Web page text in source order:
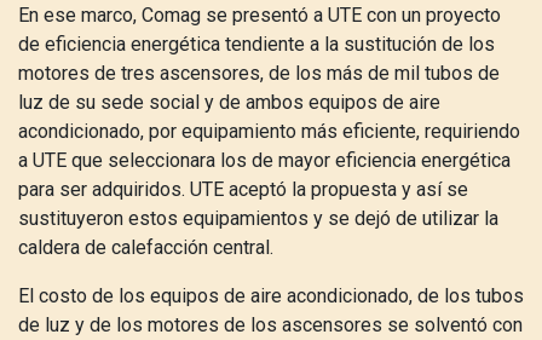
En ese marco, Comag se presentó a UTE con un proyecto
de eficiencia energética tendiente a la sustitución de los
motores de tres ascensores, de los más de mil tubos de
luz de su sede social y de ambos equipos de aire
acondicionado, por equipamiento más eficiente, requiriendo
a UTE que seleccionara los de mayor eficiencia energética
para ser adquiridos. UTE aceptó la propuesta y así se
sustituyeron estos equipamientos y se dejó de utilizar la
caldera de calefacción central.
El costo de los equipos de aire acondicionado, de los tubos
de luz y de los motores de los ascensores se solventó con